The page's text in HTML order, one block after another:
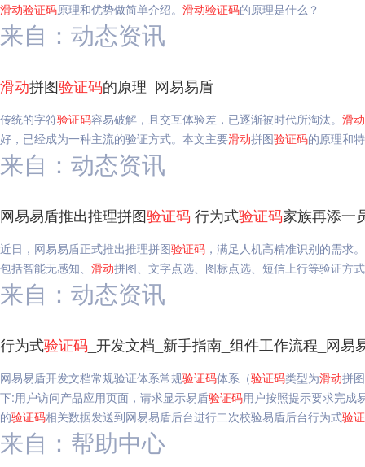
滑动验证码原理和优势做简单介绍。 滑动验证码的原理是什么？
来自：动态资讯
滑动拼图验证码的原理_网易易盾
传统的字符验证码容易破解，且交互体验差，已逐渐被时代所淘汰。 滑动
好，已经成为一种主流的验证方式。本文主要滑动拼图验证码的原理和
来自：动态资讯
网易易盾推出推理拼图验证码 行为式验证码家族再添一
近日，网易易盾正式推出推理拼图验证码 ，满足人机高精准识别的需求
包括智能无感知、 滑动拼图、文字点选、图标点选、短信上行等验证方
来自：动态资讯
行为式验证码 _开发文档_新手指南_组件工作流程_网易
网易易盾开发文档常规验证体系常规验证码体系（验证码类型为滑动拼
下:用户访问产品应用页面，请求显示易盾验证码用户按照提示要求完成
的验证码相关数据发送到网易易盾后台进行二次校验易盾后台行为式验
来自：帮助中心